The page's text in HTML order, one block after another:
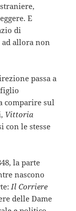
E
di
allora non
passa a
comparire sul
Vittoria
con le stesse
la parte
nascono
Il Corriere
delle Dame